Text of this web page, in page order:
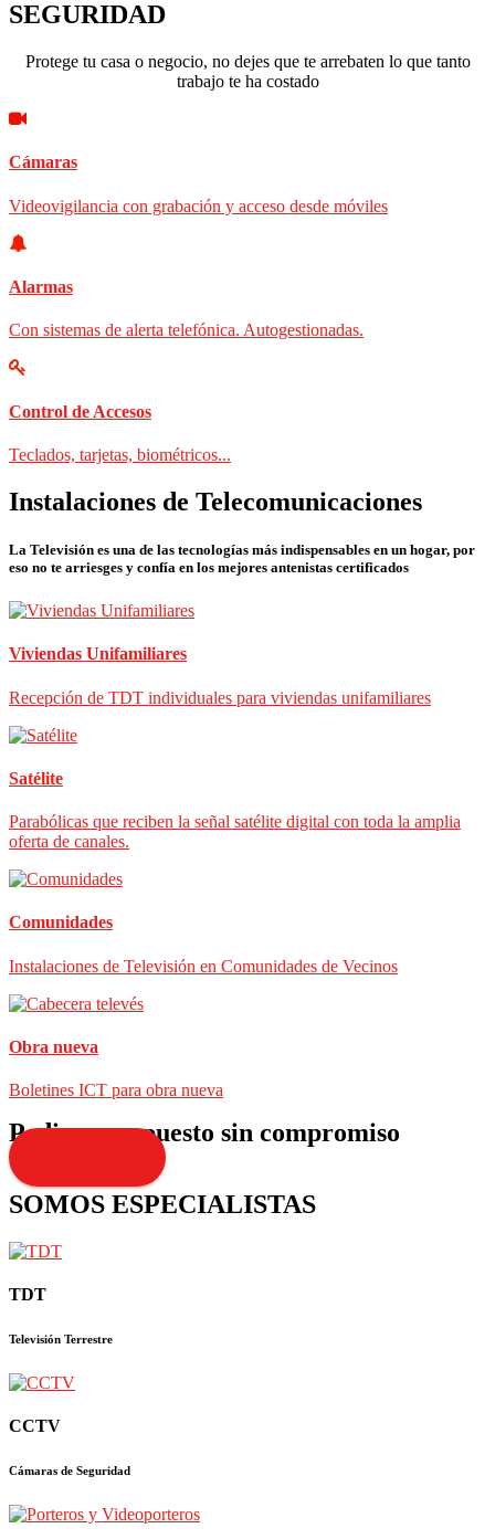
SEGURIDAD
Protege tu casa o negocio, no dejes que te arrebaten lo que tanto
trabajo te ha costado
Cámaras
Videovigilancia con grabación y acceso desde móviles
Alarmas
Con sistemas de alerta telefónica. Autogestionadas.
Control de Accesos
Teclados, tarjetas, biométricos...
Instalaciones de Telecomunicaciones
La Televisión es una de las tecnologías más indispensables en un hogar, por
eso no te arriesges y confía en los mejores antenistas certificados
Viviendas Unifamiliares
Recepción de TDT individuales para viviendas unifamiliares
Satélite
Parabólicas que reciben la señal satélite digital con toda la amplia
oferta de canales.
Comunidades
Instalaciones de Televisión en Comunidades de Vecinos
Obra nueva
Boletines ICT para obra nueva
Pedir presupuesto sin compromiso
SOMOS ESPECIALISTAS
TDT
Televisión Terrestre
CCTV
Cámaras de Seguridad